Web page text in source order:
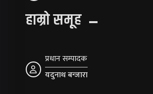
हाम्रो समूह
प्रधान सम्पादक
यदुनाथ बन्जारा